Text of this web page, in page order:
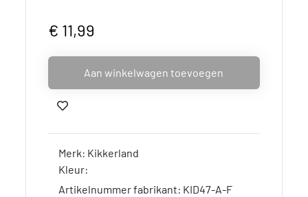
€ 11,99
Aan winkelwagen toevoegen
Merk: Kikkerland
Kleur:
Artikelnummer fabrikant: KID47-A-F